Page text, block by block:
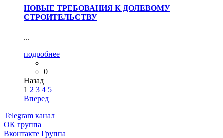
НОВЫЕ ТРЕБОВАНИЯ К ДОЛЕВОМУ
СТРОИТЕЛЬСТВУ
...
подробнее
0
Назад
1 2 3 4 5
Вперед
Telegram канал
ОК группа
Вконтакте Группа